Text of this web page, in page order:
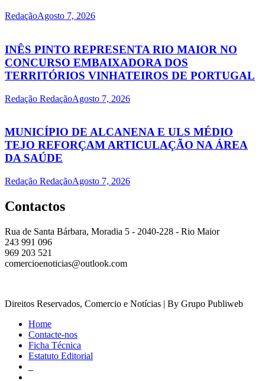
RedaçãoAgosto 7, 2026
INÊS PINTO REPRESENTA RIO MAIOR NO
CONCURSO EMBAIXADORA DOS
TERRITÓRIOS VINHATEIROS DE PORTUGAL
Redação RedaçãoAgosto 7, 2026
MUNICÍPIO DE ALCANENA E ULS MÉDIO
TEJO REFORÇAM ARTICULAÇÃO NA ÁREA
DA SAÚDE
Redação RedaçãoAgosto 7, 2026
Contactos
Rua de Santa Bárbara, Moradia 5 - 2040-228 - Rio Maior
243 991 096
969 203 521
comercioenoticias@outlook.com
Direitos Reservados, Comercio e Notícias | By Grupo Publiweb
Home
Contacte-nos
Ficha Técnica
Estatuto Editorial